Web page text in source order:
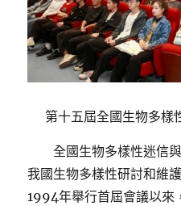
第十五屆全國生物多樣
全國生物多樣性迷信
我國生物多樣性研討和維
1994年舉行首屆會議以來